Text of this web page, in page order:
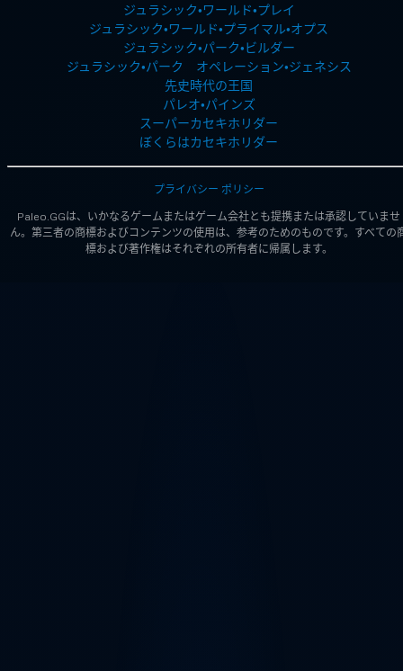
ジュラシック・ワールド・プレイ
ジュラシック・ワールド・プライマル・オプス
ジュラシック・パーク・ビルダー
ジュラシック・パーク オペレーション・ジェネシス
先史時代の王国
パレオ・パインズ
スーパーカセキホリダー
ぼくらはカセキホリダー
Paleo.GGは、いかなるゲームまたはゲーム会社とも提携または承認していませ
ん。第三者の商標およびコンテンツの使用は、参考のためのものです。すべての
標および著作権はそれぞれの所有者に帰属します。
プライバシー ポリシー